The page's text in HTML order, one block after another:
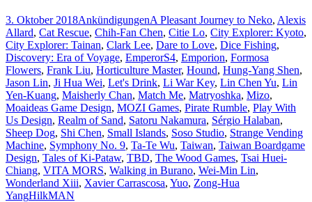
3. Oktober 2018AnkündigungenA Pleasant Journey to Neko, Alexis
Allard, Cat Rescue, Chih-Fan Chen, Citie Lo, City Explorer: Kyoto,
City Explorer: Tainan, Clark Lee, Dare to Love, Dice Fishing,
Discovery: Era of Voyage, EmperorS4, Emporion, Formosa
Flowers, Frank Liu, Horticulture Master, Hound, Hung-Yang Shen,
Jason Lin, Ji Hua Wei, Let's Drink, Li War Key, Lin Chen Yu, Lin
Yen-Kuang, Maisherly Chan, Match Me, Matryoshka, Mizo,
Moaideas Game Design, MOZI Games, Pirate Rumble, Play With
Us Design, Realm of Sand, Satoru Nakamura, Sérgio Halaban,
Sheep Dog, Shi Chen, Small Islands, Soso Studio, Strange Vending
Machine, Symphony No. 9, Ta-Te Wu, Taiwan, Taiwan Boardgame
Design, Tales of Ki-Pataw, TBD, The Wood Games, Tsai Huei-
Chiang, VITA MORS, Walking in Burano, Wei-Min Lin,
Wonderland Xiii, Xavier Carrascosa, Yuo, Zong-Hua
YangHilkMAN